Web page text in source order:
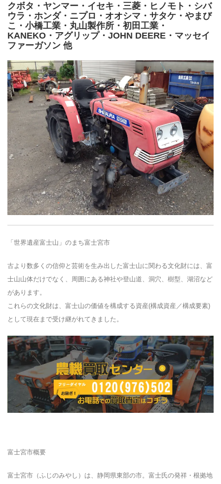
クボタ・ヤンマー・イセキ・三菱・ヒノモト・シバ
ウラ・ホンダ・ニプロ・オオシマ・サタケ・やまび
こ・小橋工業・丸山製作所・初田工業・
KANEKO・アグリップ・JOHN DEERE・マッセイ
ファーガソン 他
「世界遺産富士山」のまち富士宮市
古より数多くの信仰と芸術を生み出した富士山に関わる文化財には、富
士山山体だけでなく、周囲にある神社や登山道、洞穴、樹型、湖沼など
があります。
これらの文化財は、富士山の価値を構成する資産(構成資産／構成要素)
として現在まで受け継がれてきました。
富士宮市概要
富士宮市（ふじのみやし）は、静岡県東部の市。富士氏の発祥・根拠地